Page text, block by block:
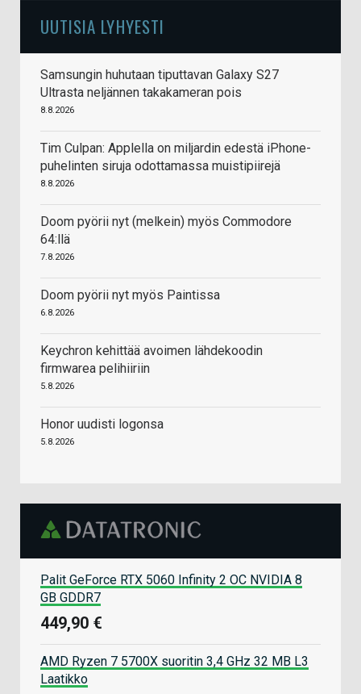
UUTISIA LYHYESTI
Samsungin huhutaan tiputtavan Galaxy S27
Ultrasta neljännen takakameran pois
8.8.2026
Tim Culpan: Applella on miljardin edestä iPhone-
puhelinten siruja odottamassa muistipiirejä
8.8.2026
Doom pyörii nyt (melkein) myös Commodore
64:llä
7.8.2026
Doom pyörii nyt myös Paintissa
6.8.2026
Keychron kehittää avoimen lähdekoodin
firmwarea pelihiiriin
5.8.2026
Honor uudisti logonsa
5.8.2026
Palit GeForce RTX 5060 Infinity 2 OC NVIDIA 8
GB GDDR7
449,90 €
AMD Ryzen 7 5700X suoritin 3,4 GHz 32 MB L3
Laatikko